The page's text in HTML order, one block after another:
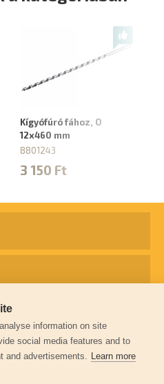
Kígyófúró fához, O
12x460 mm
8801243
3 150 Ft
information on site
social media features and to
and advertisements. Learn more